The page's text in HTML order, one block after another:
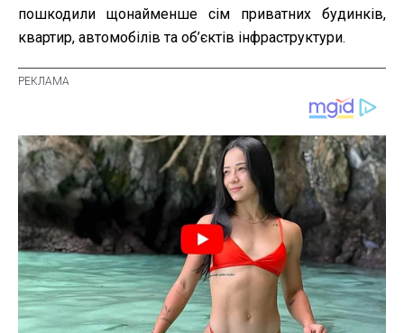
пошкодили щонайменше сім приватних будинків,
квартир, автомобілів та об’єктів інфраструктури.